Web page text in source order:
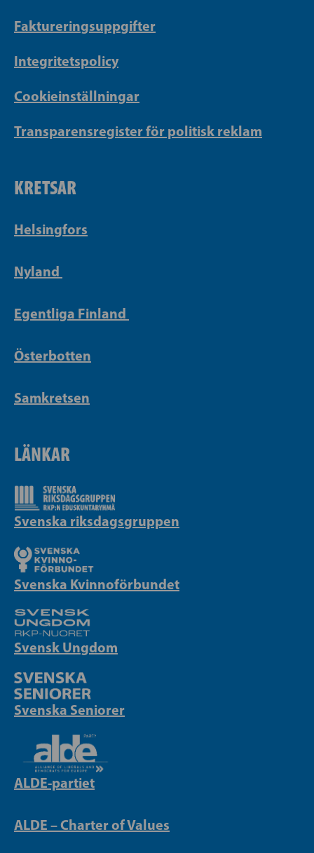
Faktureringsuppgifter
Integritetspolicy
Cookieinställningar
Transparensregister för politisk reklam
KRETSAR
Helsingfors
Nyland
Egentliga Finland
Österbotten
Samkretsen
LÄNKAR
Svenska riksdagsgruppen
Svenska Kvinnoförbundet
Svensk Ungdom
Svenska Seniorer
ALDE-partiet
ALDE – Charter of Values